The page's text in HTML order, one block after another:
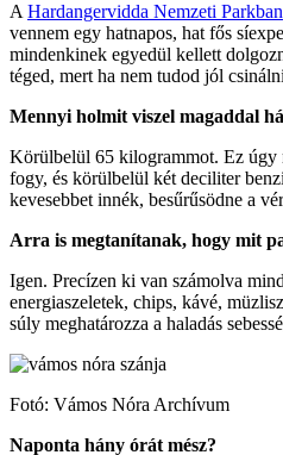
AHardangervidda Nemzeti Parkban
vennem egy hatnapos, hat fős
mindenkinek egyedül kellett
téged, mert ha nem tudod jól
Mennyi holmit viszel magaddal
Körülbelül 65 kilogrammot. Ez úgy
fogy, és körülbelül két deciliter
kevesebbet innék, besűrűsödne a
Arra is megtanítanak, hogy mit
Igen. Precízen ki van számolva
energiaszeletek, chips, kávé,
súly meghatározza a haladás
Fotó: Vámos Nóra Archívum
Naponta hány órát mész?